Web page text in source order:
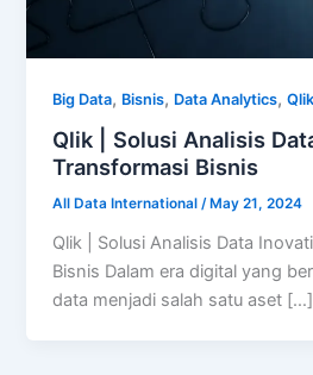
Big Data, Bisnis, Data Analytics,Qlik
Qlik | Solusi Analisis
Transformasi Bisnis
All Data International/ May 21, 2024
Qlik | Solusi Analisis Data
Bisnis Dalam era digital yang
data menjadi salah satu aset […]